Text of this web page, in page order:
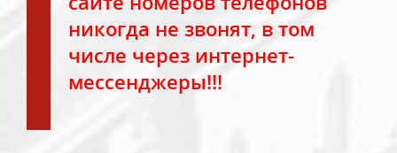
никогда не звонят, в том
числе через интернет-
мессенджеры!!!